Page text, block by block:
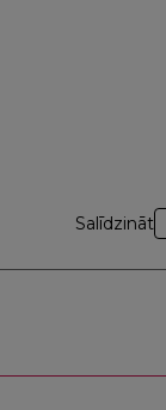
Salīdzināt